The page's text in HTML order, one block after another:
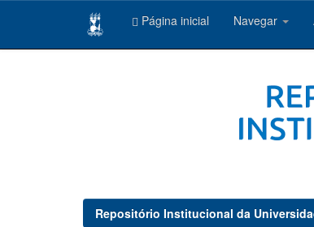
Página inicial Navegar
Repositório Institucional da